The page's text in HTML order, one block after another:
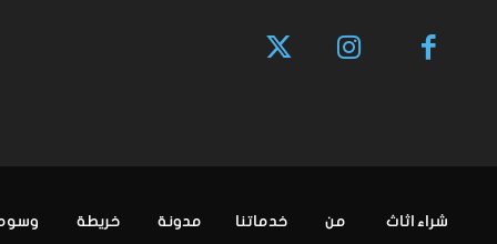
شراء اثاث من خدماتنا مدونة خريطة